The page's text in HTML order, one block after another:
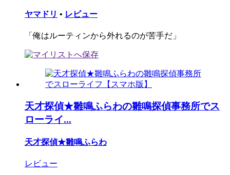
ヤマドリ • レビュー
「俺はルーティンから外れるのが苦手だ」
天才探偵★雛鳴ふらわの雛鳴探偵事務所でス
ローライ...
天才探偵★雛鳴ふらわ
レビュー